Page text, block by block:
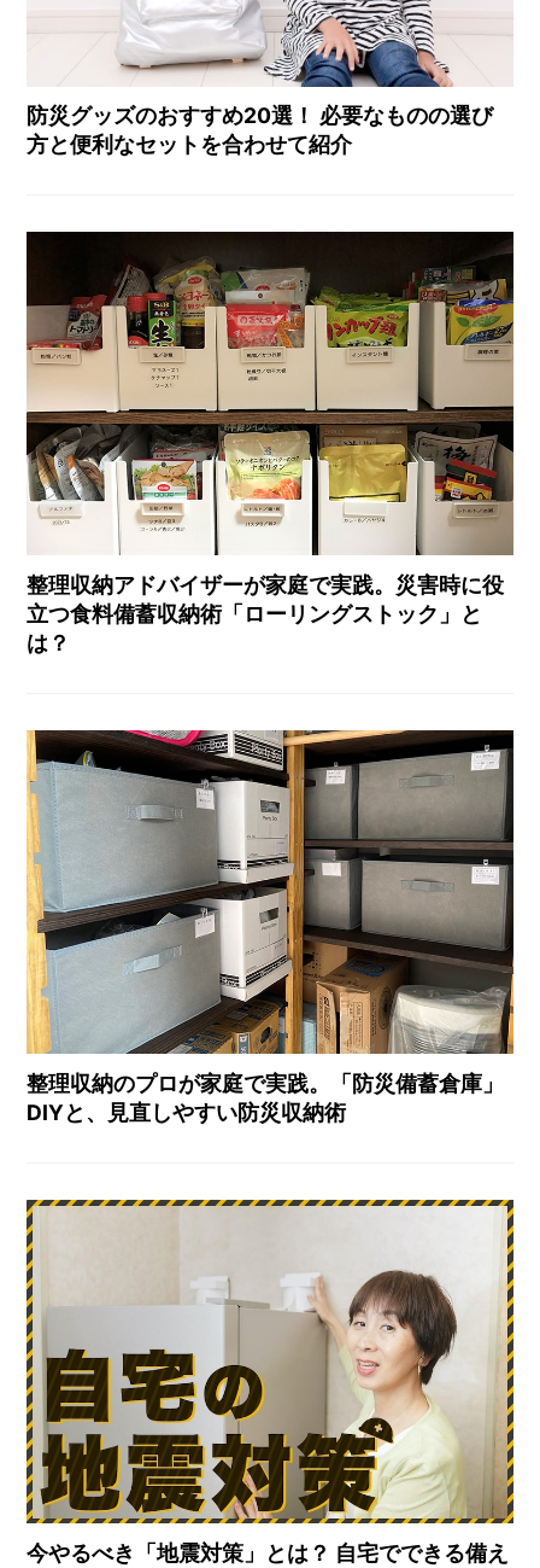
防災グッズのおすすめ20選！ 必要なものの選び
方と便利なセットを合わせて紹介
整理収納アドバイザーが家庭で実践。災害時に役
立つ食料備蓄収納術「ローリングストック」と
は？
整理収納のプロが家庭で実践。「防災備蓄倉庫」
DIYと、見直しやすい防災収納術
今やるべき「地震対策」とは？ 自宅でできる備え